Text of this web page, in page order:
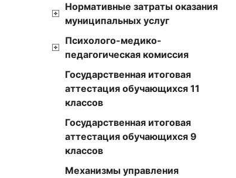
Нормативные затраты оказания
муниципальных услуг
Психолого-медико-
педагогическая комиссия
Государственная итоговая
аттестация обучающихся 11
классов
Государственная итоговая
аттестация обучающихся 9
классов
Механизмы управления